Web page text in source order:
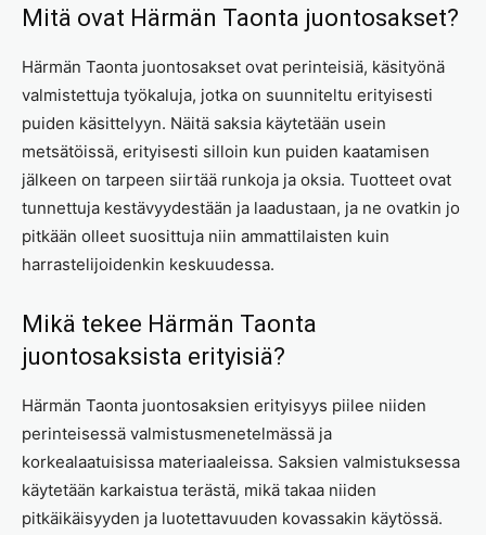
Mitä ovat Härmän Taonta juontosakset?
Härmän Taonta juontosakset ovat perinteisiä, käsityönä
valmistettuja työkaluja, jotka on suunniteltu erityisesti
puiden käsittelyyn. Näitä saksia käytetään usein
metsätöissä, erityisesti silloin kun puiden kaatamisen
jälkeen on tarpeen siirtää runkoja ja oksia. Tuotteet ovat
tunnettuja kestävyydestään ja laadustaan, ja ne ovatkin jo
pitkään olleet suosittuja niin ammattilaisten kuin
harrastelijoidenkin keskuudessa.
Mikä tekee Härmän Taonta
juontosaksista erityisiä?
Härmän Taonta juontosaksien erityisyys piilee niiden
perinteisessä valmistusmenetelmässä ja
korkealaatuisissa materiaaleissa. Saksien valmistuksessa
käytetään karkaistua terästä, mikä takaa niiden
pitkäikäisyyden ja luotettavuuden kovassakin käytössä.